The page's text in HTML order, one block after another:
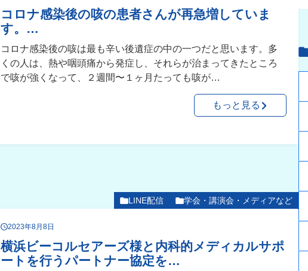
コロナ感染後の咳の患者さんが再急増していま
す。…
コロナ感染後の咳は最も辛い後遺症の中の一つだと思います。多
くの人は、熱や咽頭痛から発症し、それらが治まってきたところ
で咳が強くなって、２週間〜１ヶ月たっても咳が…
もっと見る
LINE配信 学会・講演会・メディアなど
2023年8月8日
横浜ビーコルセアーズ様と内科的メディカルサポ
ートを行うパートナー協定を…